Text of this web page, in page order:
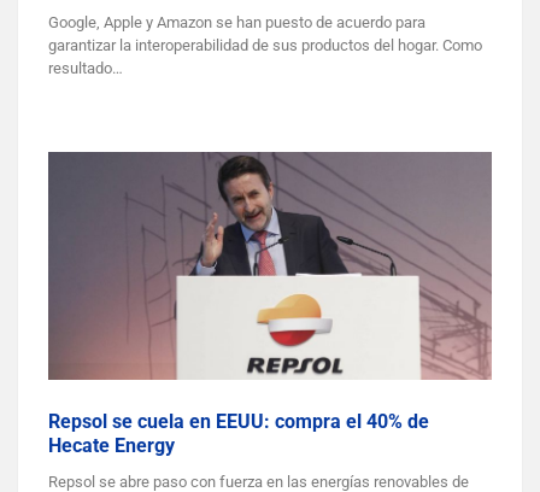
Google, Apple y Amazon se han puesto de acuerdo para
garantizar la interoperabilidad de sus productos del hogar. Como
resultado…
Repsol se cuela en EEUU: compra el 40% de
Hecate Energy
Repsol se abre paso con fuerza en las energías renovables de